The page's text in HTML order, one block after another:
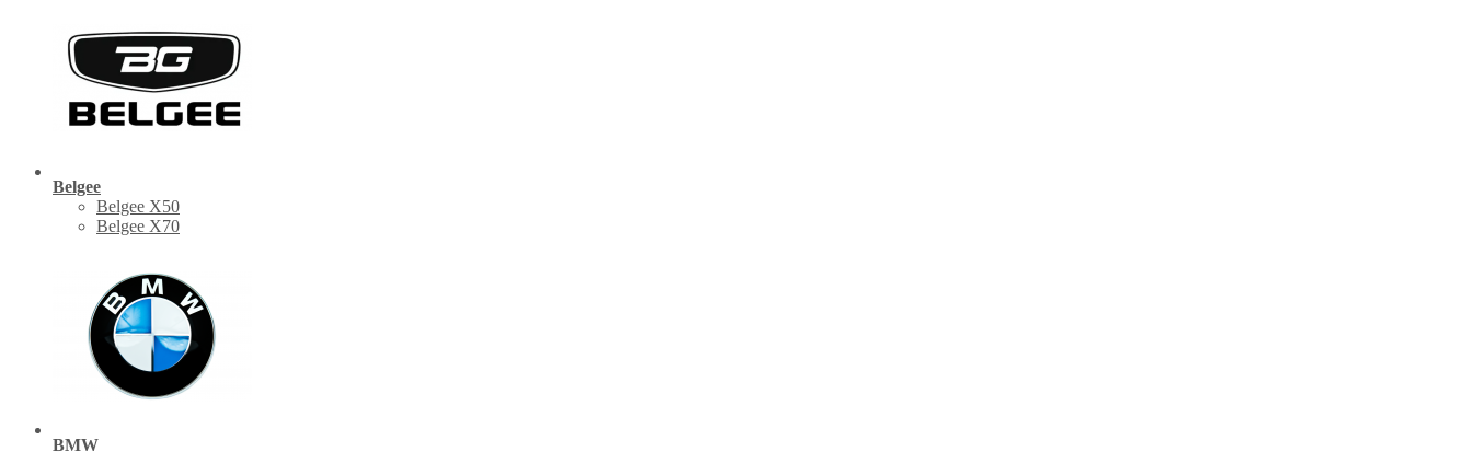
Belgee
Belgee X50
Belgee X70
BMW